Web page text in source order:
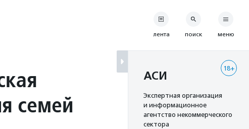
семей
лента поиск меню
18+
АСИ
Экспертная организация
и информационное
агентство некоммерческого
сектора